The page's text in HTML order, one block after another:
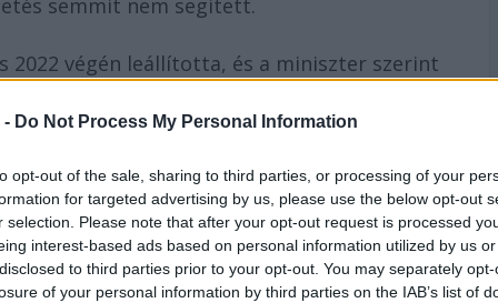
- Do Not Process My Personal Information
opt-out of the sale, sharing to third parties, or processing of your
for targeted advertising by us, please use the below opt-out
selection. Please note that after your opt-out request is processed
interest-based ads based on personal information utilized by us
to third parties prior to your opt-out. You may separately
of your personal information by third parties on the IAB’s list of
semmit nem segített.
2022 végén leállította, és a miniszter szerint
a karbantartási és fővizsgáztatási
része is használhatatlanná vált.
eket is
közlekedésis történelmi fejlesztést kap. Az
megkezdi az elavult, 45–60 éves HÉV-